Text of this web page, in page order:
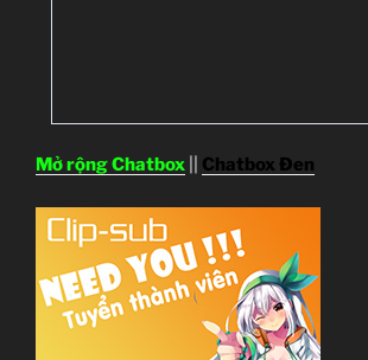
Mở rộng Chatbox Chatbox Đen